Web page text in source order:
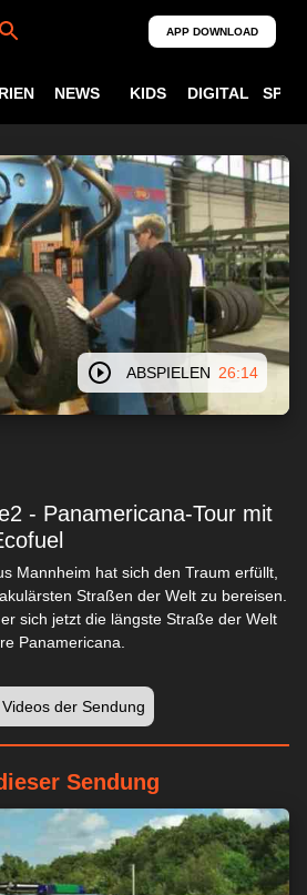
APP DOWNLOAD
NEWS KIDS DIGITAL
ABSPIELEN 26:14
- Panamericana-Tour mit
Mannheim hat sich den Traum erfüllt,
Straßen der Welt zu bereisen.
sich jetzt die längste Straße der Welt
Panamericana.
der Sendung
Sendung